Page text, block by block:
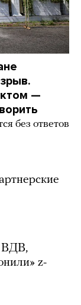
—
без ответов
ВДВ,
z-